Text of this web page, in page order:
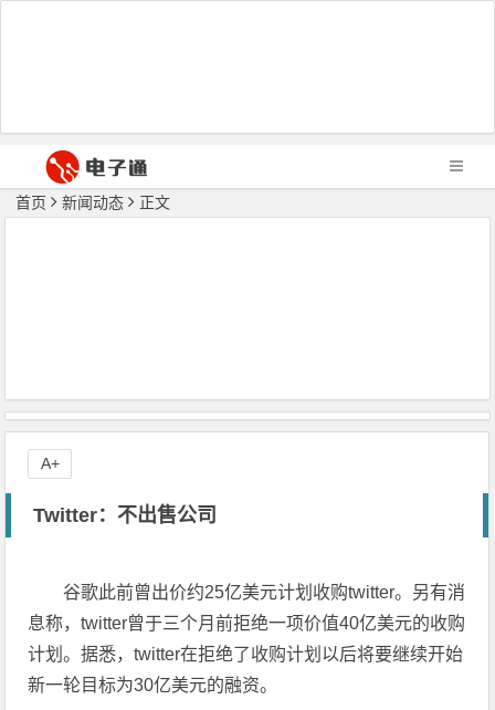
首页 新闻动态 正文
Twitter：不出售公司
谷歌此前曾出价约25亿美元计划收购twitter。另有消
息称，twitter曾于三个月前拒绝一项价值40亿美元的收购
计划。据悉，twitter在拒绝了收购计划以后将要继续开始
新一轮目标为30亿美元的融资。
A+